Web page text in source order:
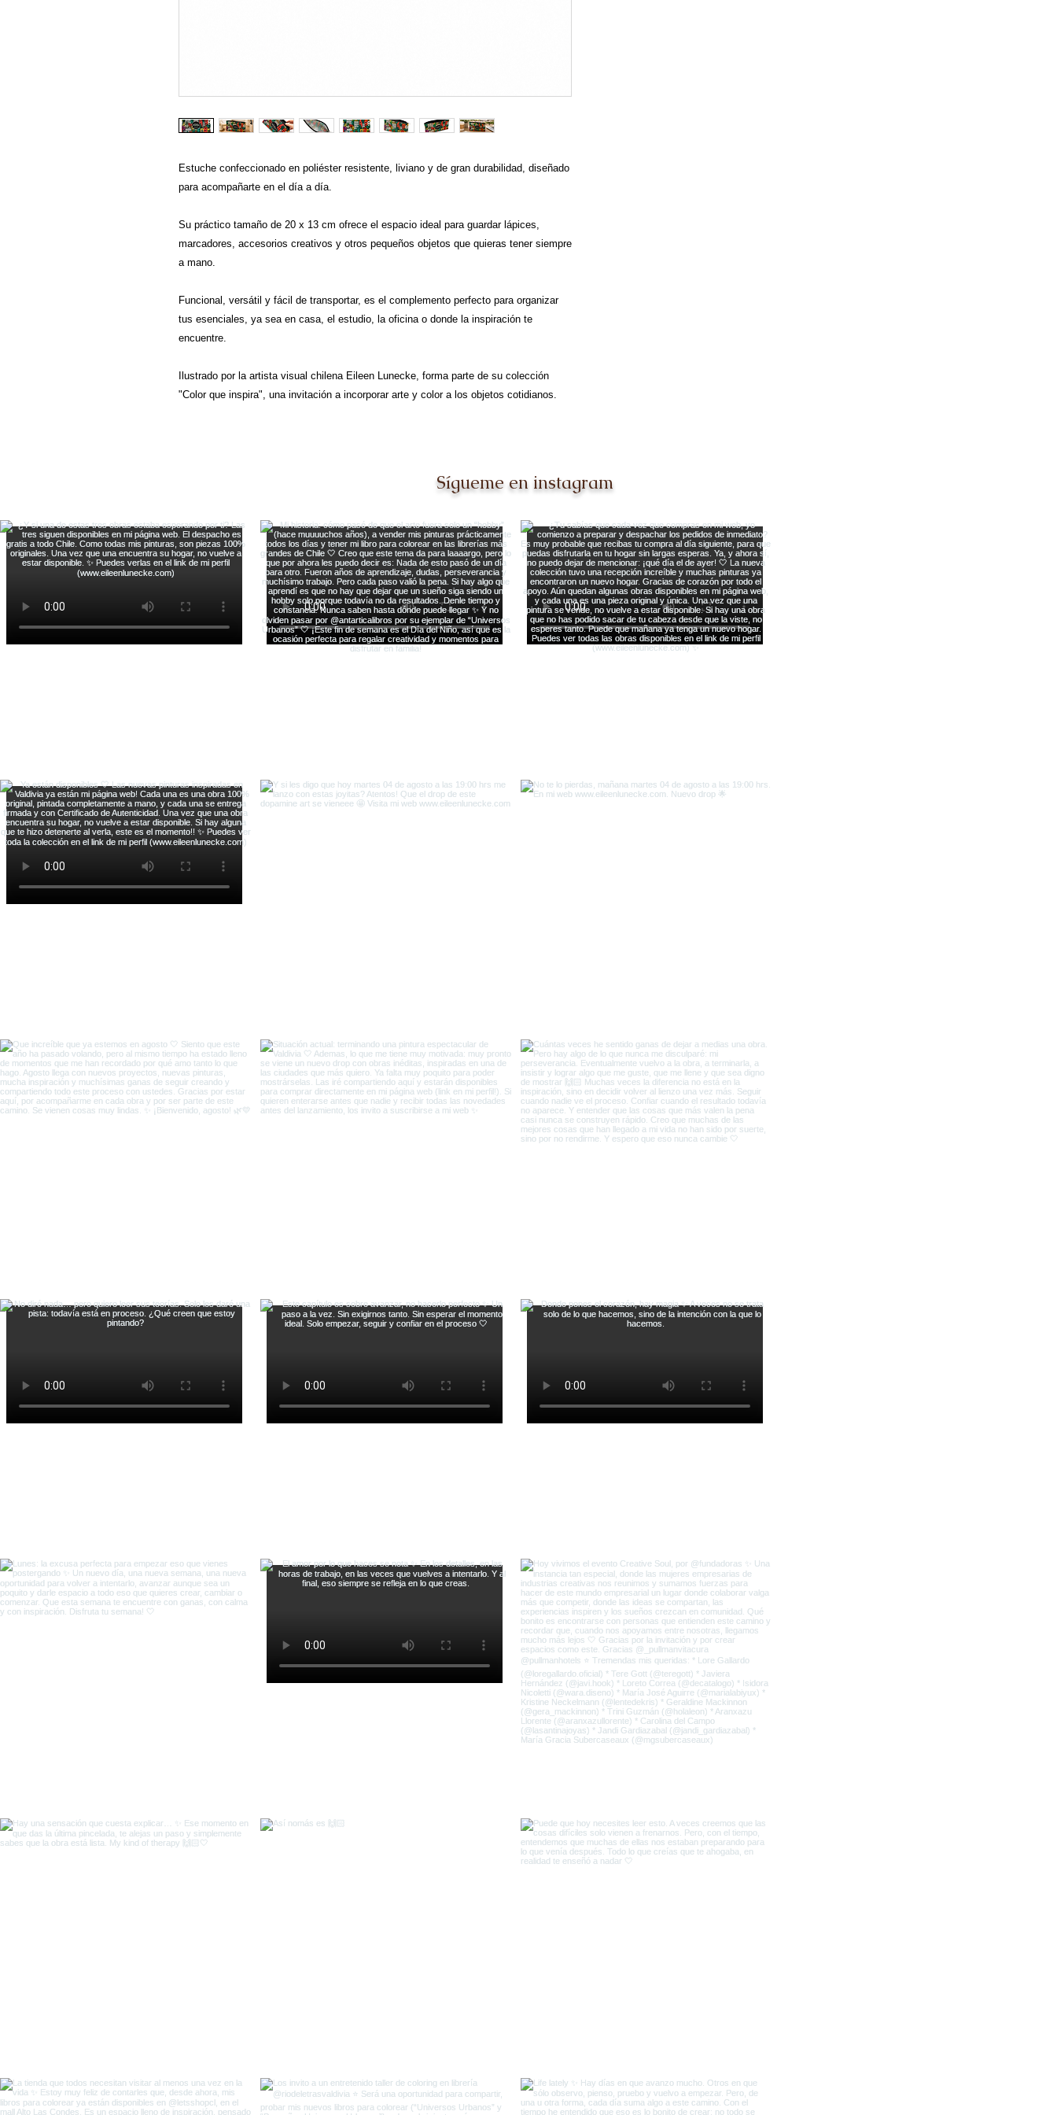
Estuche confeccionado en poliéster resistente, liviano y de gran durabilidad, diseñado
para acompañarte en el día a día.
Su práctico tamaño de 20 x 13 cm ofrece el espacio ideal para guardar lápices,
marcadores, accesorios creativos y otros pequeños objetos que quieras tener siempre
a mano.
Funcional, versátil y fácil de transportar, es el complemento perfecto para organizar
tus esenciales, ya sea en casa, el estudio, la oficina o donde la inspiración te
encuentre.
Ilustrado por la artista visual chilena Eileen Lunecke, forma parte de su colección
"Color que inspira", una invitación a incorporar arte y color a los objetos cotidianos.
Sígueme en instagram